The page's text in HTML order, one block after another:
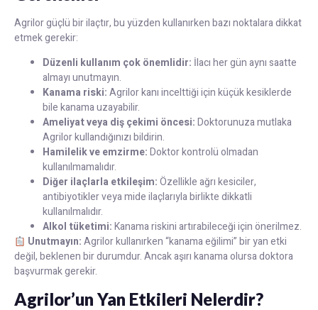
Agrilor güçlü bir ilaçtır, bu yüzden kullanırken bazı noktalara dikkat
etmek gerekir:
Düzenli kullanım çok önemlidir: İlacı her gün aynı saatte
almayı unutmayın.
Kanama riski:Agrilor kanı incelttiği için küçük kesiklerde
bile kanama uzayabilir.
Ameliyat veya diş çekimi öncesi:Doktorunuza mutlaka
Agrilor kullandığınızı bildirin.
Hamilelik ve emzirme:Doktor kontrolü olmadan
kullanılmamalıdır.
Diğer ilaçlarla etkileşim:Özellikle ağrı kesiciler,
antibiyotikler veya mide ilaçlarıyla birlikte dikkatli
kullanılmalıdır.
Alkol tüketimi:Kanama riskini artırabileceği için önerilmez.
Unutmayın:Agrilor kullanırken “kanama eğilimi” bir yan etki
değil, beklenen bir durumdur. Ancak aşırı kanama olursa doktora
başvurmak gerekir.
Agrilor’un Yan Etkileri Nelerdir?